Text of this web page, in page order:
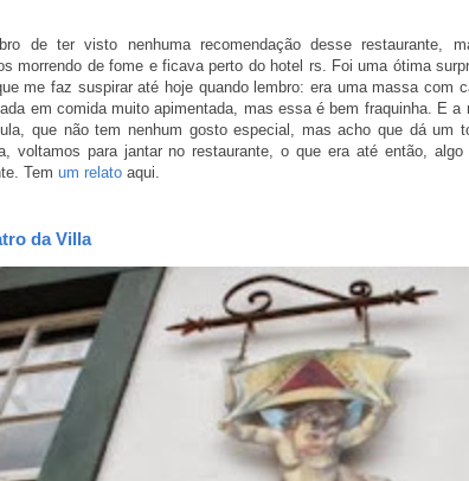
de ter visto nenhuma recomendação desse restaurante,
morrendo de fome e ficava perto do hotel rs. Foi uma ótima
me faz suspirar até hoje quando lembro: era uma massa com
em comida muito apimentada, mas essa é bem fraquinha. E
que não tem nenhum gosto especial, mas acho que dá um
voltamos para jantar no restaurante, o que era até então,
Tem um relato aqui.
da Villa